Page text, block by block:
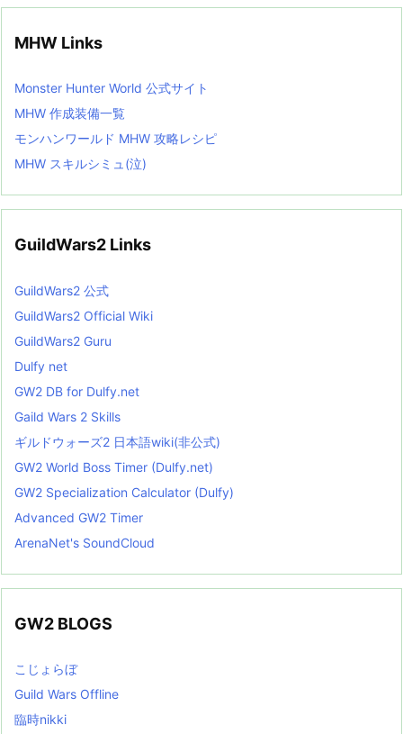
MHW Links
Monster Hunter World 公式サイト
MHW 作成装備一覧
モンハンワールド MHW 攻略レシピ
MHW スキルシミュ(泣)
GuildWars2 Links
GuildWars2 公式
GuildWars2 Official Wiki
GuildWars2 Guru
Dulfy net
GW2 DB for Dulfy.net
Gaild Wars 2 Skills
ギルドウォーズ2 日本語wiki(非公式)
GW2 World Boss Timer (Dulfy.net)
GW2 Specialization Calculator (Dulfy)
Advanced GW2 Timer
ArenaNet's SoundCloud
GW2 BLOGS
こじょらぼ
Guild Wars Offline
臨時nikki